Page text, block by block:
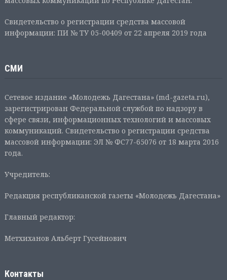
Свидетельство о регистрации средства массовой
информации: ПИ № ТУ 05-00409 от 22 апреля 2019 года
СМИ
Сетевое издание «Молодежь Дагестана» (md-gazeta.ru),
зарегистрирован Федеральной службой по надзору в
сфере связи, информационных технологий и массовых
коммуникаций. Свидетельство о регистрации средства
массовой информации: ЭЛ № ФС77-65076 от 18 марта 2016
года.
Учредитель:
Редакция республиканской газеты «Молодежь Дагестана»
Главный редактор:
Метхиханов Альберт Гусейнович
Контакты